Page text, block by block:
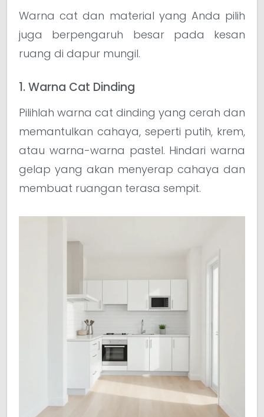
Warna cat dan material yang Anda pilih
juga berpengaruh besar pada kesan
ruang di dapur mungil.
1. Warna Cat Dinding
Pilihlah warna cat dinding yang cerah dan
memantulkan cahaya, seperti putih, krem,
atau warna-warna pastel. Hindari warna
gelap yang akan menyerap cahaya dan
membuat ruangan terasa sempit.